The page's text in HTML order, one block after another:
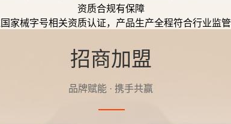
资质合规有保障
家械字号相关资质认证，产品生产全程符合行业监
招商加盟
品牌赋能 · 携手共赢